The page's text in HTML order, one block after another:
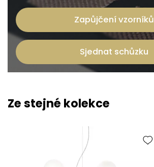
Zapůjčení vzorníků
Sjednat schůzku
Ze stejné kolekce